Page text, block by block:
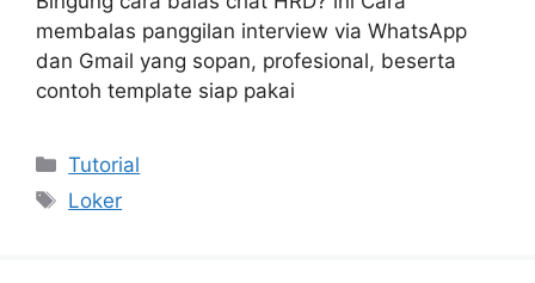
membalas panggilan interview via WhatsApp
dan Gmail yang sopan, profesional, beserta
contoh template siap pakai
Categories
Tutorial
Tags
Loker